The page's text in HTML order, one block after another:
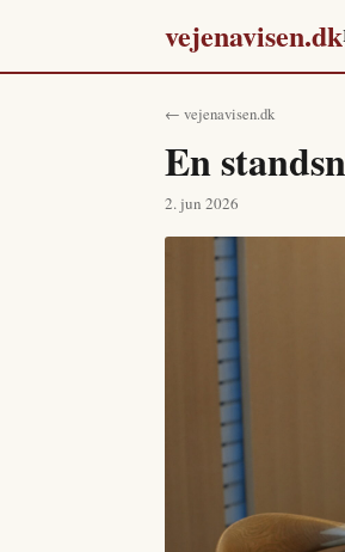
vejenavisen.dk
← vejenavisen.dk
En
2. jun 2026